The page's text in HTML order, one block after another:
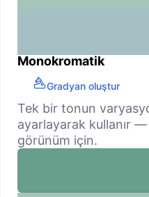
Monokromatik
Gradyan oluştur
Tek bir tonun
ayarlayarak kullanır
görünüm için.